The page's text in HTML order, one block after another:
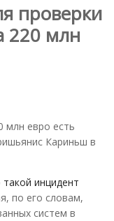
проверки
220 млн
млн евро есть
Кариньш в
такой инцидент
по его словам,
систем в